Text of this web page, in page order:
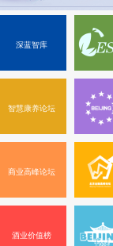
深蓝智库
智慧康养论坛
商业高峰论坛
酒业价值榜